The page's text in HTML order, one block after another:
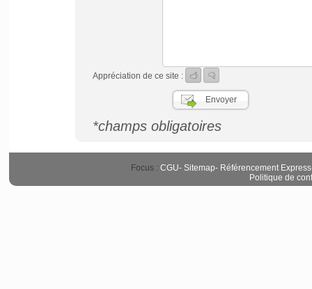
Appréciation de ce site :
*champs obligatoires
Focus : CGU- Sitemap- Référencement Express
Politique de